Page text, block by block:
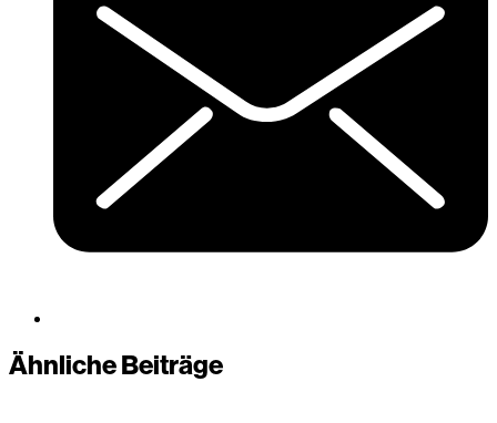
Ähnliche Beiträge